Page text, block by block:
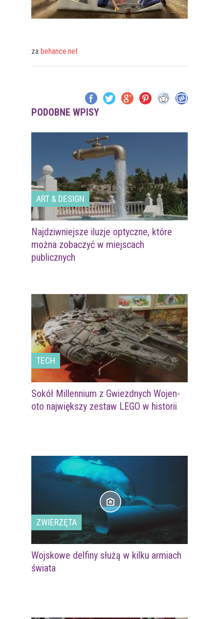
za behance.net
PODOBNE WPISY
ART & DESIGN
Najdziwniejsze iluzje optyczne, które
można zobaczyć w miejscach
publicznych
TECH
Sokół Millennium z Gwiezdnych Wojen-
oto największy zestaw LEGO w historii
ZWIERZĘTA
Wojskowe delfiny służą w kilku armiach
świata